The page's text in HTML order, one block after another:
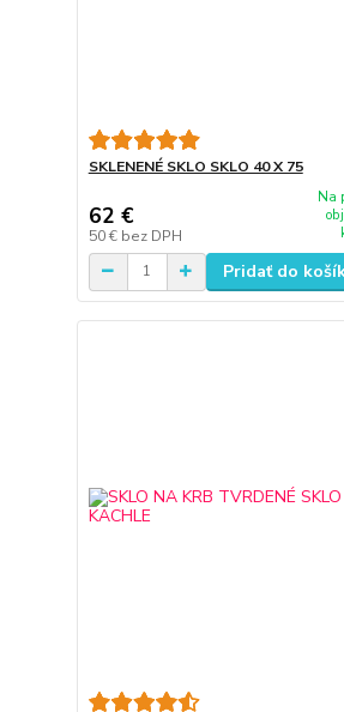
SKLENENÉ SKLO SKLO 40 X 75
62 €
50 € bez DPH
Na
Pridať do